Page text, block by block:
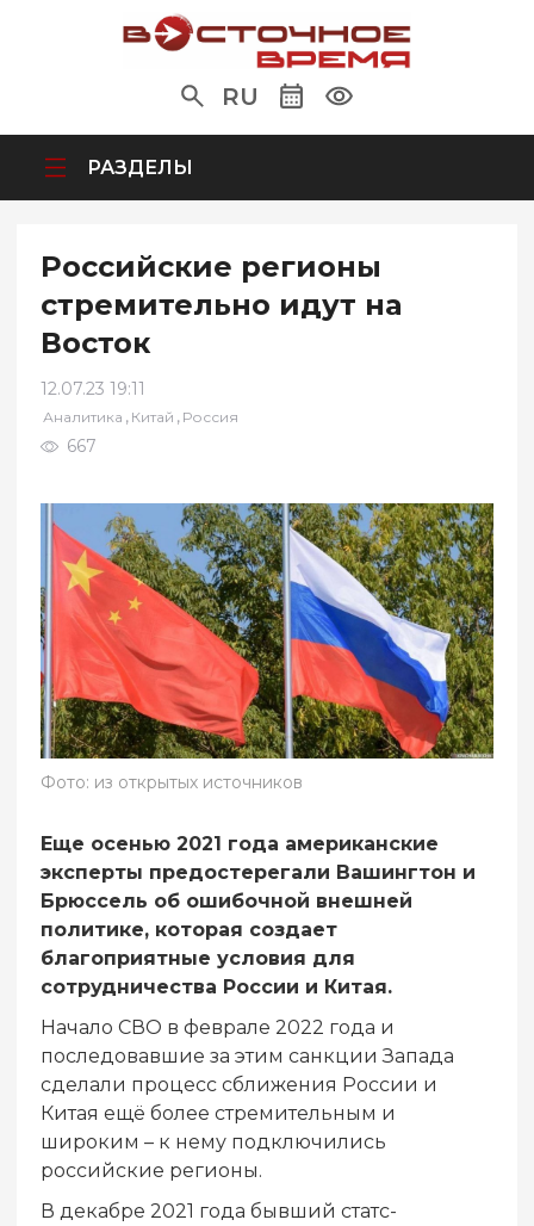
RU
РАЗДЕЛЫ
Российские регионы
стремительно идут на
Восток
12.07.23 19:11
Аналитика , Китай , Россия
667
Фото: из открытых источников
Еще осенью 2021 года американские
эксперты предостерегали Вашингтон и
Брюссель об ошибочной внешней
политике, которая создает
благоприятные условия для
сотрудничества России и Китая.
Начало СВО в феврале 2022 года и
последовавшие за этим санкции Запада
сделали процесс сближения России и
Китая ещё более стремительным и
широким – к нему подключились
российские регионы.
В декабре 2021 года бывший статс-